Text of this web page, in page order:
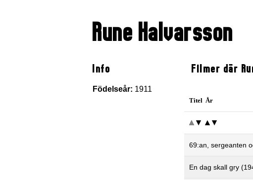
Rune Halvarsson
Info
Födelseår: 1911
Filmer där
Titel År
69:an, sergeanten
En dag skall gry